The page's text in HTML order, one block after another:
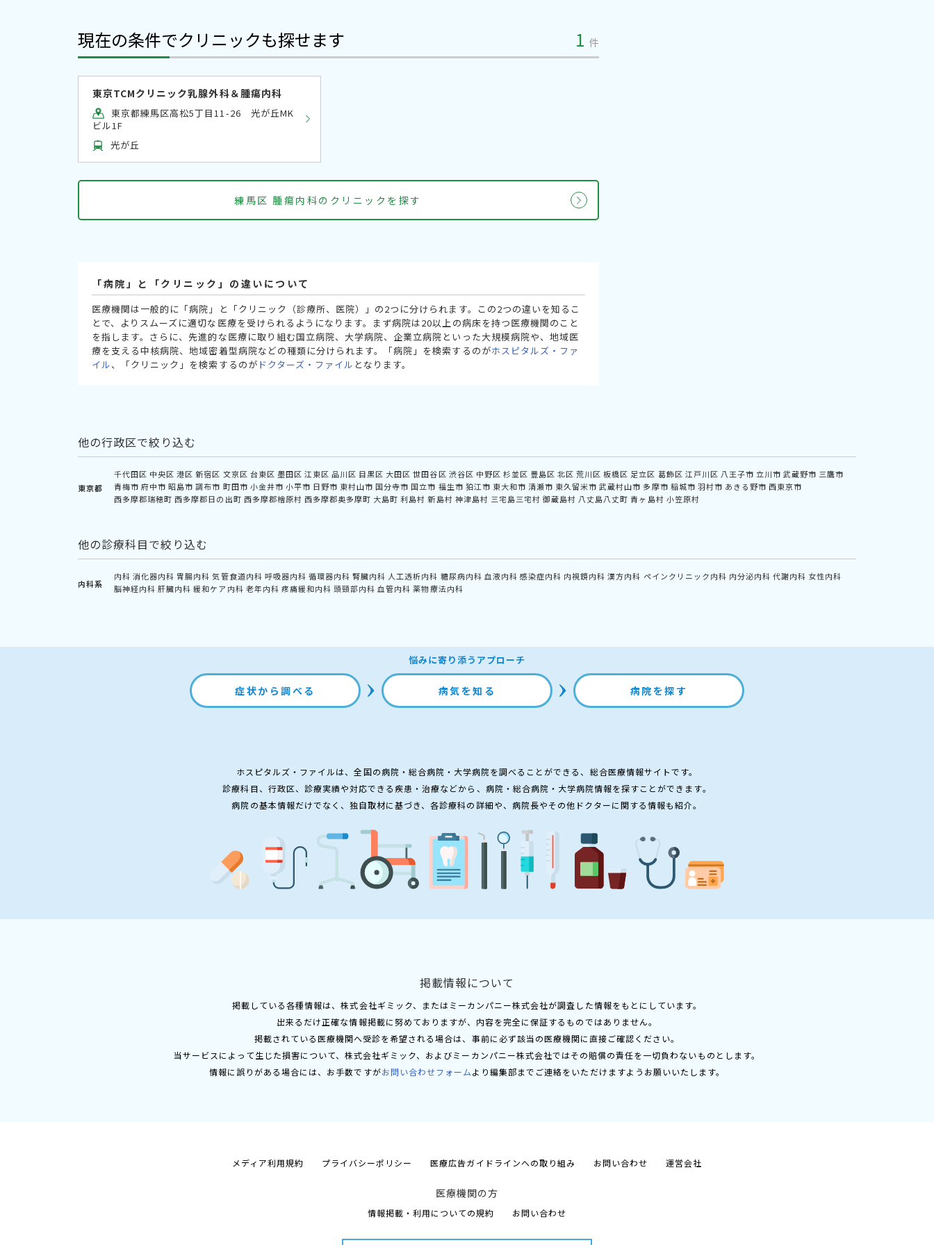
現在の条件でクリニックも探せます 1 件
東京TCMクリニック乳腺外科＆腫瘍内科
東京都練馬区高松5丁目11-26 光が丘MK
ビル1F
光が丘
練馬区 腫瘍内科のクリニックを探す
「病院」と「クリニック」の違いについて
医療機関は一般的に「病院」と「クリニック（診療所、医院）」の2つに分けられます。この2つの違いを知るこ
とで、よりスムーズに適切な医療を受けられるようになります。まず病院は20以上の病床を持つ医療機関のこと
を指します。さらに、先進的な医療に取り組む国立病院、大学病院、企業立病院といった大規模病院や、地域医
療を支える中核病院、地域密着型病院などの種類に分けられます。「病院」を検索するのがホスピタルズ・ファ
イル、「クリニック」を検索するのが ドクターズ・ファイル となります。
他の行政区で絞り込む
東京都
千代田区 中央区 港区 新宿区 文京区 台東区 墨田区 江東区 品川区 目黒区 大田区 世田谷区 渋谷区 中野区 杉並区 豊島区 北区 荒川区 板橋区 足立区 葛飾区 江戸川区 八王子市 立川市 武蔵野市 三鷹市
青梅市 府中市 昭島市 調布市 町田市 小金井市 小平市 日野市 東村山市 国分寺市 国立市 福生市 狛江市 東大和市 清瀬市 東久留米市 武蔵村山市 多摩市 稲城市 羽村市 あきる野市 西東京市
西多摩郡瑞穂町 西多摩郡日の出町 西多摩郡檜原村 西多摩郡奥多摩町 大島町 利島村 新島村 神津島村 三宅島三宅村 御蔵島村 八丈島八丈町 青ヶ島村 小笠原村
他の診療科目で絞り込む
内科系
内科 消化器内科 胃腸内科 気管食道内科 呼吸器内科 循環器内科 腎臓内科 人工透析内科 糖尿病内科 血液内科 感染症内科 内視鏡内科 漢方内科 ペインクリニック内科 内分泌内科 代謝内科 女性内科
脳神経内科 肝臓内科 緩和ケア内科 老年内科 疼痛緩和内科 頭頸部内科 血管内科 薬物療法内科
悩みに寄り添うアプローチ
症状から調べる 病気を知る 病院を探す
ホスピタルズ・ファイルは、全国の病院・総合病院・大学病院を調べることができる、総合医療情報サイトです。
診療科目、行政区、診療実績や対応できる疾患・治療などから、病院・総合病院・大学病院情報を探すことができます。
病院の基本情報だけでなく、独自取材に基づき、各診療科の詳細や、病院長やその他ドクターに関する情報も紹介。
掲載情報について
掲載している各種情報は、株式会社ギミック、またはミーカンパニー株式会社が調査した情報をもとにしています。
出来るだけ正確な情報掲載に努めておりますが、内容を完全に保証するものではありません。
掲載されている医療機関へ受診を希望される場合は、事前に必ず該当の医療機関に直接ご確認ください。
当サービスによって生じた損害について、株式会社ギミック、およびミーカンパニー株式会社ではその賠償の責任を一切負わないものとします。
情報に誤りがある場合には、お手数ですがお問い合わせフォームより編集部までご連絡をいただけますようお願いいたします。
メディア利用規約 プライバシーポリシー 医療広告ガイドラインへの取り組み お問い合わせ 運営会社
医療機関の方
情報掲載・利用についての規約 お問い合わせ